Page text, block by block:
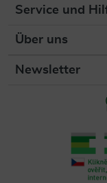
Service und
Über uns
Newsletter